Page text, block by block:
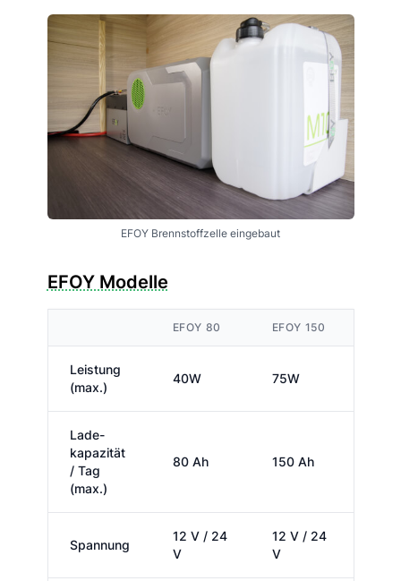
EFOY Brennstoffzelle eingebaut
EFOY Modelle
EFOY 80 EFOY 150
Leistung
(max.)
40W 75W
Lade­
kapazität
/ Tag
(max.)
80 Ah 150 Ah
Spannung
12 V / 24
V
12 V / 24
V